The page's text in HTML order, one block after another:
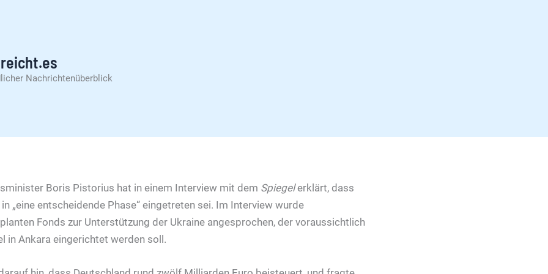
Nachrichtenüberblick
Boris Pistorius hat in einem Interview mit dem Spiegelerklärt, dass
„eine entscheidende Phase“ eingetreten sei. Im Interview wurde
Fonds zur Unterstützung der Ukraine angesprochen, der voraussichtlich
in Ankara eingerichtet werden soll.